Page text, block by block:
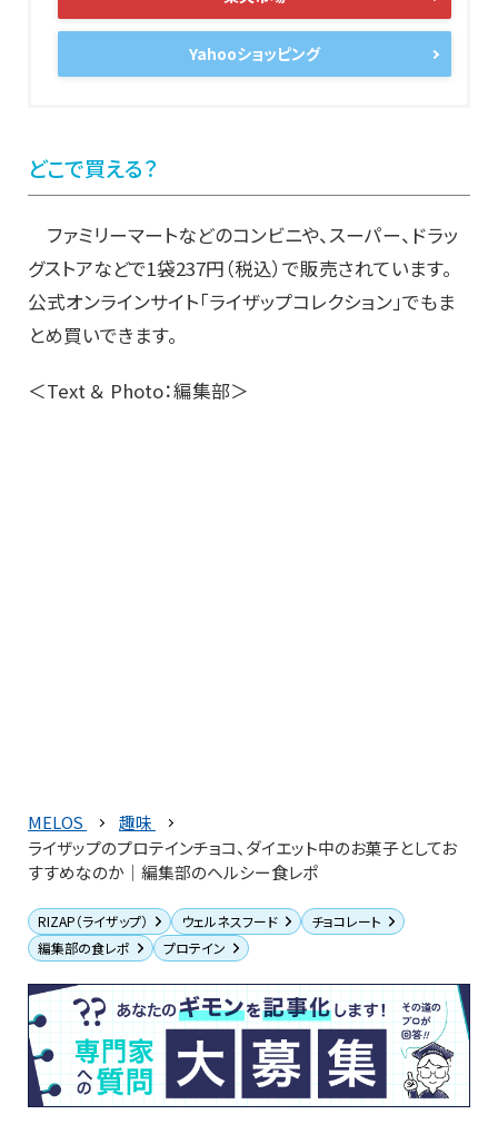
Yahooショッピング
どこで買える？
ファミリーマートなどのコンビニや、スーパー、ドラッ
グストアなどで1袋237円（税込）で販売されています。
公式オンラインサイト「ライザップコレクション」でもま
とめ買いできます。
＜Text ＆ Photo：編集部＞
MELOS
趣味
ライザップのプロテインチョコ、ダイエット中のお菓子としてお
すすめなのか｜編集部のヘルシー食レポ
RIZAP（ライザップ） ウェルネスフード
チョコレート
編集部の食レポ
プロテイン